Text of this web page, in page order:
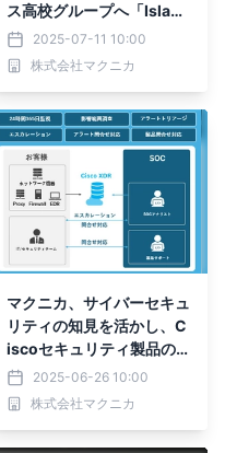
ス高校グループへ「Islan
d」を提供
2025-07-11 10:00
株式会社マクニカ
マクニカ、サイバーセキュ
リティの知見を活かし、C
iscoセキュリティ製品の
運用支援サービスを開始
2025-06-26 10:00
株式会社マクニカ